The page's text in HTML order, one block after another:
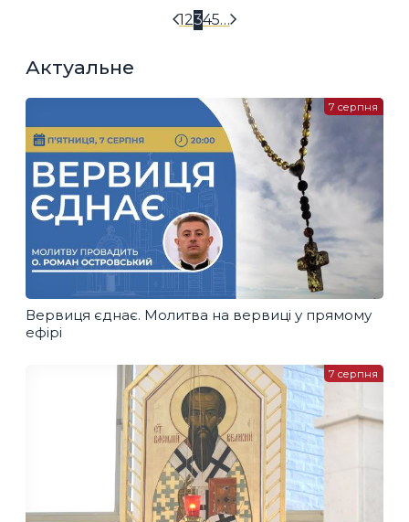
12345…
Актуальне
Вервиця єднає. Молитва на вервиці у прямому
ефірі
7 серпня
7 серпня